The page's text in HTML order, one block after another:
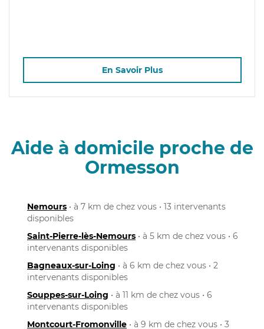
En Savoir Plus
Aide à domicile proche de
Ormesson
Nemours • à 7 km de chez vous • 13 intervenants
disponibles
Saint-Pierre-lès-Nemours • à 5 km de chez vous • 6
intervenants disponibles
Bagneaux-sur-Loing • à 6 km de chez vous • 2
intervenants disponibles
Souppes-sur-Loing • à 11 km de chez vous • 6
intervenants disponibles
Montcourt-Fromonville • à 9 km de chez vous • 3